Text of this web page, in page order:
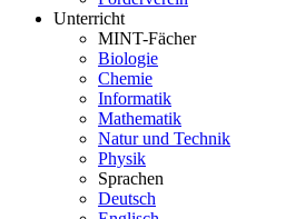
Unterricht
MINT-Fächer
Biologie
Chemie
Informatik
Mathematik
Natur und Technik
Physik
Sprachen
Deutsch